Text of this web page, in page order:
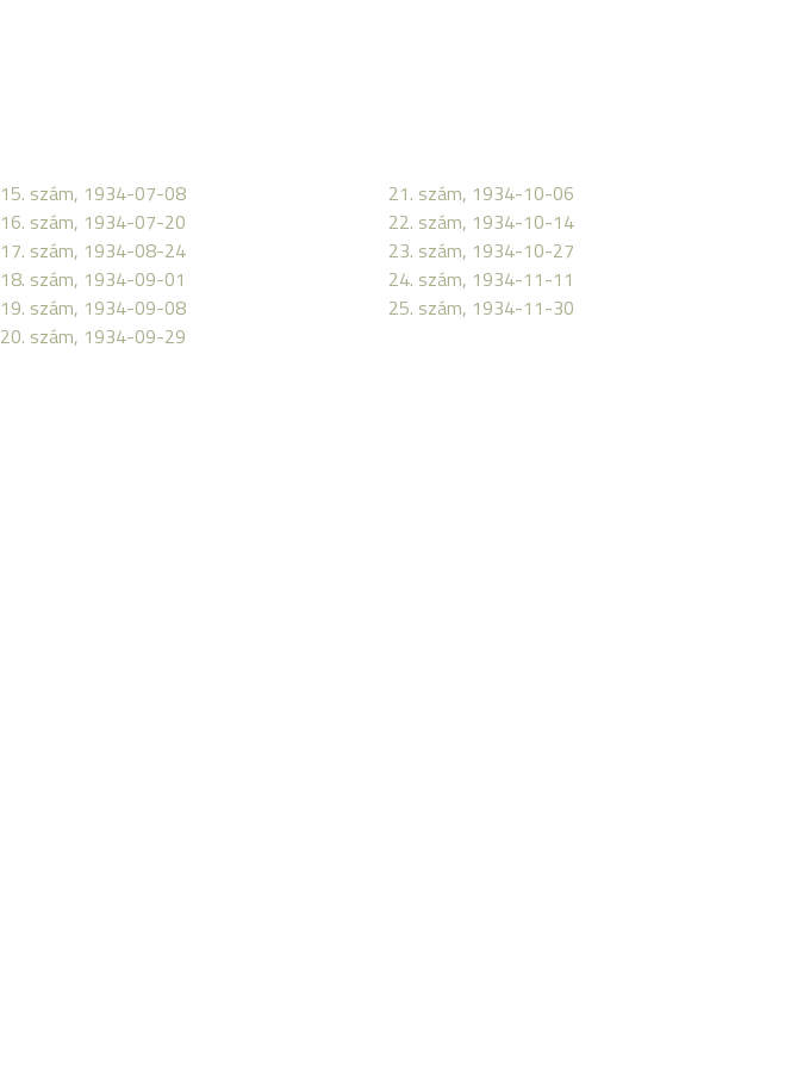
15. szám, 1934-07-08
16. szám, 1934-07-20
17. szám, 1934-08-24
18. szám, 1934-09-01
19. szám, 1934-09-08
20. szám, 1934-09-29
21. szám, 1934-10-06
22. szám, 1934-10-14
23. szám, 1934-10-27
24. szám, 1934-11-11
25. szám, 1934-11-30